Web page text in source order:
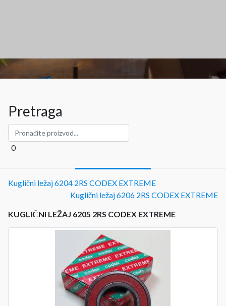
Pretraga
0
Kuglični ležaj 6204 2RS CODEX EXTREME
Kuglični ležaj 6206 2RS CODEX EXTREME
KUGLIČNI LEŽAJ 6205 2RS CODEX EXTREME